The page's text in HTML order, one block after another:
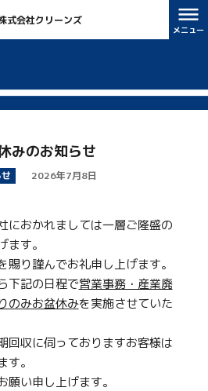
式会社クリーンズ
みのお知らせ
2026年7月8日
おかれましては一層ご隆盛の
ます。
賜り謹んでお礼申し上げます。
下記の日程で営業事務・産業廃
のみお盆休みを実施させていた
回収に伺っておりますお客様は
。
願い申し上げます。